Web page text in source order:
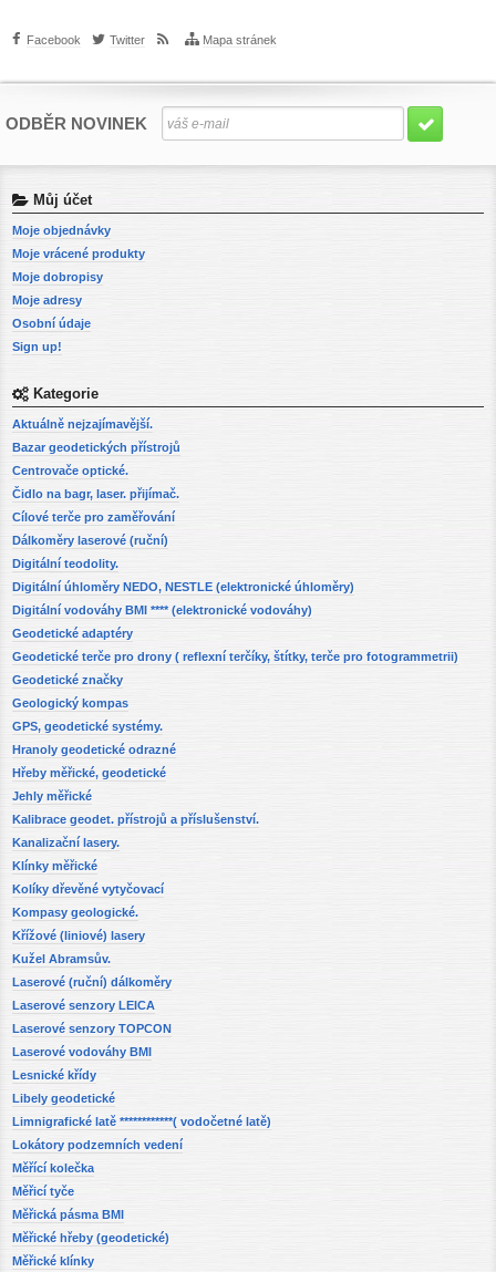
Facebook Twitter Mapa stránek
ODBĚR NOVINEK
Můj účet
Moje objednávky
Moje vrácené produkty
Moje dobropisy
Moje adresy
Osobní údaje
Sign up!
Kategorie
Aktuálně nejzajímavější.
Bazar geodetických přístrojů
Centrovače optické.
Čidlo na bagr, laser. přijímač.
Cílové terče pro zaměřování
Dálkoměry laserové (ruční)
Digitální teodolity.
Digitální úhloměry NEDO, NESTLE (elektronické úhloměry)
Digitální vodováhy BMI **** (elektronické vodováhy)
Geodetické adaptéry
Geodetické terče pro drony ( reflexní terčíky, štítky, terče pro fotogrammetrii)
Geodetické značky
Geologický kompas
GPS, geodetické systémy.
Hranoly geodetické odrazné
Hřeby měřické, geodetické
Jehly měřické
Kalibrace geodet. přístrojů a příslušenství.
Kanalizační lasery.
Klínky měřické
Kolíky dřevěné vytyčovací
Kompasy geologické.
Křížové (liniové) lasery
Kužel Abramsův.
Laserové (ruční) dálkoměry
Laserové senzory LEICA
Laserové senzory TOPCON
Laserové vodováhy BMI
Lesnické křídy
Libely geodetické
Limnigrafické latě ************( vodočetné latě)
Lokátory podzemních vedení
Měřící kolečka
Měřicí tyče
Měřická pásma BMI
Měřické hřeby (geodetické)
Měřické klínky